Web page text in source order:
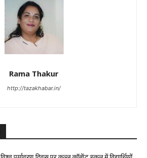
Rama Thakur
http://tazakhabar.in/